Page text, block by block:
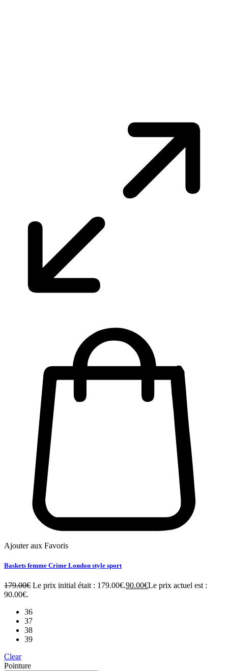
Ajouter aux Favoris
Baskets femme Crime London style sport
179.00€ Le prix initial était : 179.00€.90.00€Le prix actuel est :
90.00€.
36
37
38
39
Clear
Pointure